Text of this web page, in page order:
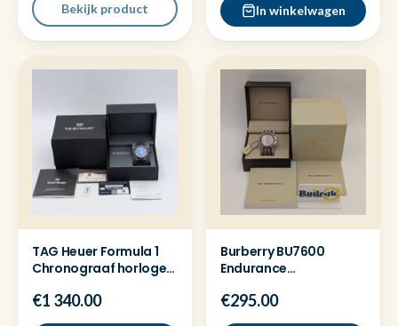
Bekijk product In winkelwagen
TAG Heuer Formula 1
Chronograaf horloge
€1 340.00
Burberry BU7600
Endurance
nette staat
€295.00